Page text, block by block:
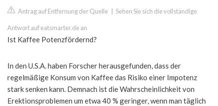
Antrag auf Entfernung der Quelle Sehen Sie sich die vollständige
Antwort auf eatsmarter.de an
Ist Kaffee Potenzfördernd?
In den U.S.A. haben Forscher herausgefunden, dass der
regelmäßige Konsum von Kaffee das Risiko einer Impotenz
stark senken kann. Demnach ist die Wahrscheinlichkeit von
Erektionsproblemen um etwa 40 % geringer, wenn man täglich